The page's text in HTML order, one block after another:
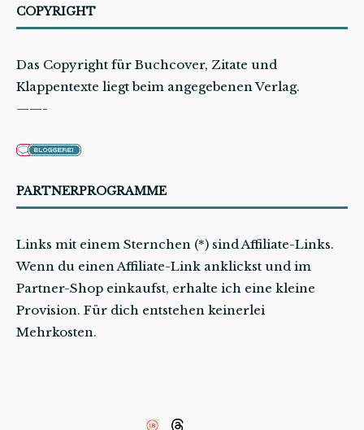
COPYRIGHT
Das Copyright für Buchcover, Zitate und
Klappentexte liegt beim angegebenen Verlag.
——-
PARTNERPROGRAMME
Links mit einem Sternchen (*) sind Affiliate-Links.
Wenn du einen Affiliate-Link anklickst und im
Partner-Shop einkaufst, erhalte ich eine kleine
Provision. Für dich entstehen keinerlei
Mehrkosten.